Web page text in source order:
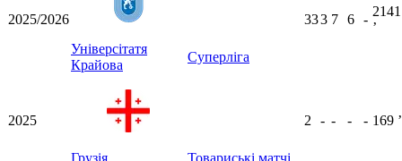
2025/2026
Універсітатя
Крайова
Суперліга
333 7 6 -
2141
ʼ
2025
Грузія Товариські матчі
2 - - - - 169 ʼ